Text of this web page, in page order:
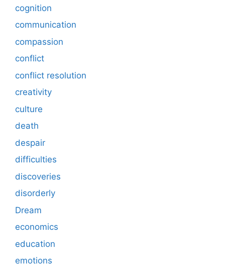
cognition
communication
compassion
conflict
conflict resolution
creativity
culture
death
despair
difficulties
discoveries
disorderly
Dream
economics
education
emotions